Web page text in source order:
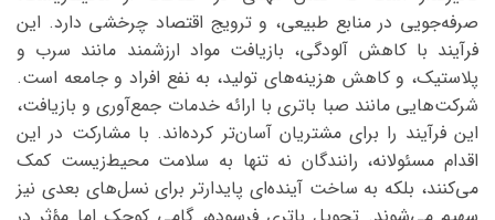
صرفه‌جویی در منابع طبیعی، و ترویج اقتصاد چرخشی دارد. این
فرآیند با کاهش آلودگی، بازیافت مواد ارزشمند مانند سرب و
پلاستیک، و کاهش هزینه‌های تولید، به نفع افراد و جامعه است.
شرکت‌هایی مانند صبا باتری با ارائه خدمات جمع‌آوری و بازیافت،
این فرآیند را برای مشتریان آسان‌تر کرده‌اند. با مشارکت در این
اقدام مسئولانه، رانندگان نه تنها به سلامت محیط‌زیست کمک
می‌کنند، بلکه به ساخت آینده‌ای پایدارتر برای نسل‌های بعدی نیز